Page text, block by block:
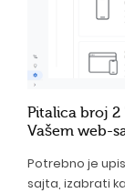
Pitalica broj 2
Vašem web-
Potrebno je
sajta, izabrati